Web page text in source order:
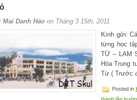
Mai Danh Hảo on Tháng 3 15th, 2011
Kính gửi:
từng học
TỪ – LAM
Hóa Trung
Từ ( Trước
Posted in